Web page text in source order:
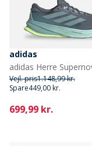
adidas
Vejl. pris1.148,99 kr.
Spare449,00 kr.
Current
699,99 kr.